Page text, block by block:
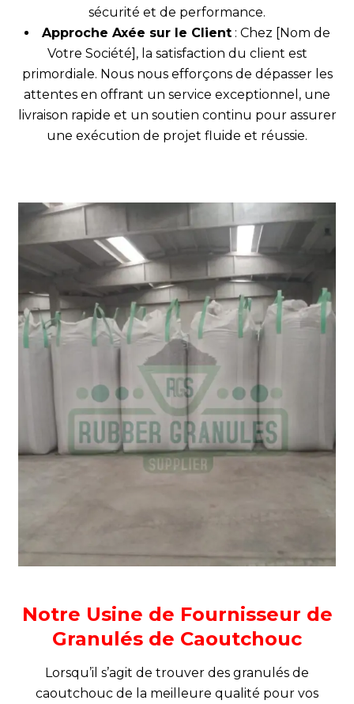
sécurité et de performance.
Approche Axée sur le Client: Chez [Nom de
Votre Société], la satisfaction du client est
primordiale. Nous nous efforçons de dépasser les
attentes en offrant un service exceptionnel, une
livraison rapide et un soutien continu pour assurer
une exécution de projet fluide et réussie.
Notre Usine de Fournisseur de
Granulés de Caoutchouc
Lorsqu’il s’agit de trouver des granulés de
caoutchouc de la meilleure qualité pour vos